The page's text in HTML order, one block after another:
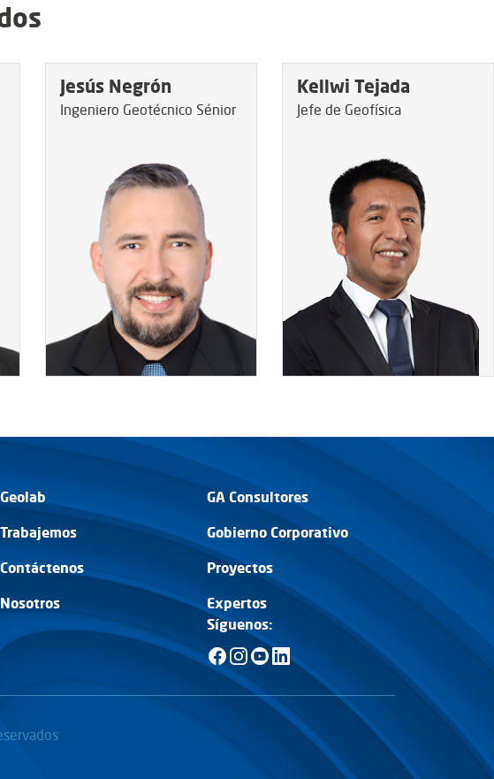
Jesús Negrón
Ingeniero Geotécnico Sénior
Kellwi Tejada
Jefe de Geofísica
Geolab
GA Consultores
Trabajemos
Gobierno Corporativo
Contáctenos
Proyectos
Nosotros
Expertos
Síguenos: